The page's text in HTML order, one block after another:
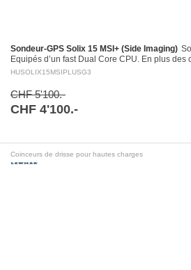
Sondeur-GPS Solix 15 MSI+ (Side Imaging)
Equipés d’un fast Dual Core CPU. En plus
Helix, entre autres le puissant système…
HUSOLIX15MSIPLUSG3
CHF 5'100.-
CHF 4'100.-
Coinceurs de drisse pour hautes charges